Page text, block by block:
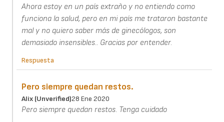
Ahora estoy en un país extraño y no entiendo como
funciona la salud, pero en mi país me trataron bastante
mal y no quiero saber más de ginecólogos, son
demasiado insensibles.. Gracias por entender.
Respuesta
Pero siempre quedan restos.
Alix (unverified)28 Ene 2020
Pero siempre quedan restos. Tenga cuidado